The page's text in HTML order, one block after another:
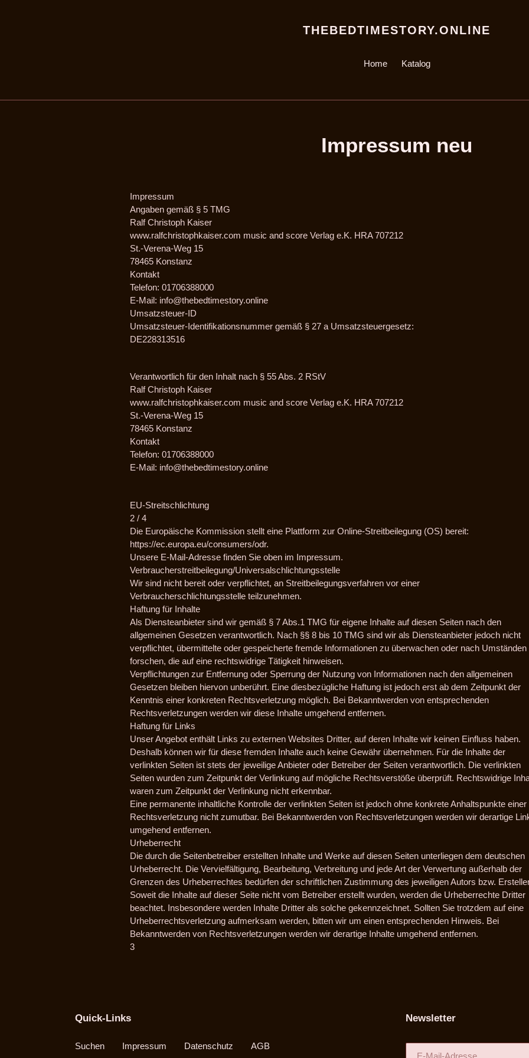
THEBEDTIMESTORY.ONLINE
Home Katalog
Impressum neu
Impressum
Angaben gemäß § 5 TMG
Ralf Christoph Kaiser
www.ralfchristophkaiser.com music and score Verlag e.K. HRA 707212
St.-Verena-Weg 15
78465 Konstanz
Kontakt
Telefon: 01706388000
E-Mail: info@thebedtimestory.online
Umsatzsteuer-ID
Umsatzsteuer-Identifikationsnummer gemäß § 27 a Umsatzsteuergesetz:
DE228313516
Verantwortlich für den Inhalt nach § 55 Abs. 2 RStV
Ralf Christoph Kaiser
www.ralfchristophkaiser.com music and score Verlag e.K. HRA 707212
St.-Verena-Weg 15
78465 Konstanz
Kontakt
Telefon: 01706388000
E-Mail: info@thebedtimestory.online
EU-Streitschlichtung
2 / 4
Die Europäische Kommission stellt eine Plattform zur Online-Streitbeilegung (OS) bereit:
https://ec.europa.eu/consumers/odr.
Unsere E-Mail-Adresse finden Sie oben im Impressum.
Verbraucherstreitbeilegung/Universalschlichtungsstelle
Wir sind nicht bereit oder verpflichtet, an Streitbeilegungsverfahren vor einer
Verbraucherschlichtungsstelle teilzunehmen.
Haftung für Inhalte
Als Diensteanbieter sind wir gemäß § 7 Abs.1 TMG für eigene Inhalte auf diesen Seiten nach den
allgemeinen Gesetzen verantwortlich. Nach §§ 8 bis 10 TMG sind wir als Diensteanbieter jedoch nicht
verpflichtet, übermittelte oder gespeicherte fremde Informationen zu überwachen oder nach Umständen
forschen, die auf eine rechtswidrige Tätigkeit hinweisen.
Verpflichtungen zur Entfernung oder Sperrung der Nutzung von Informationen nach den allgemeinen
Gesetzen bleiben hiervon unberührt. Eine diesbezügliche Haftung ist jedoch erst ab dem Zeitpunkt der
Kenntnis einer konkreten Rechtsverletzung möglich. Bei Bekanntwerden von entsprechenden
Rechtsverletzungen werden wir diese Inhalte umgehend entfernen.
Haftung für Links
Unser Angebot enthält Links zu externen Websites Dritter, auf deren Inhalte wir keinen Einfluss haben.
Deshalb können wir für diese fremden Inhalte auch keine Gewähr übernehmen. Für die Inhalte der
verlinkten Seiten ist stets der jeweilige Anbieter oder Betreiber der Seiten verantwortlich. Die verlinkten
Seiten wurden zum Zeitpunkt der Verlinkung auf mögliche Rechtsverstöße überprüft. Rechtswidrige
waren zum Zeitpunkt der Verlinkung nicht erkennbar.
Eine permanente inhaltliche Kontrolle der verlinkten Seiten ist jedoch ohne konkrete Anhaltspunkte einer
Rechtsverletzung nicht zumutbar. Bei Bekanntwerden von Rechtsverletzungen werden wir derartige
umgehend entfernen.
Urheberrecht
Die durch die Seitenbetreiber erstellten Inhalte und Werke auf diesen Seiten unterliegen dem deutschen
Urheberrecht. Die Vervielfältigung, Bearbeitung, Verbreitung und jede Art der Verwertung außerhalb der
Grenzen des Urheberrechtes bedürfen der schriftlichen Zustimmung des jeweiligen Autors bzw.
Soweit die Inhalte auf dieser Seite nicht vom Betreiber erstellt wurden, werden die Urheberrechte Dritter
beachtet. Insbesondere werden Inhalte Dritter als solche gekennzeichnet. Sollten Sie trotzdem auf eine
Urheberrechtsverletzung aufmerksam werden, bitten wir um einen entsprechenden Hinweis. Bei
Bekanntwerden von Rechtsverletzungen werden wir derartige Inhalte umgehend entfernen.
3
Quick-Links
Suchen Impressum Datenschutz AGB
Newsletter